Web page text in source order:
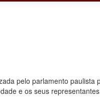
pelo parlamento
e os seus